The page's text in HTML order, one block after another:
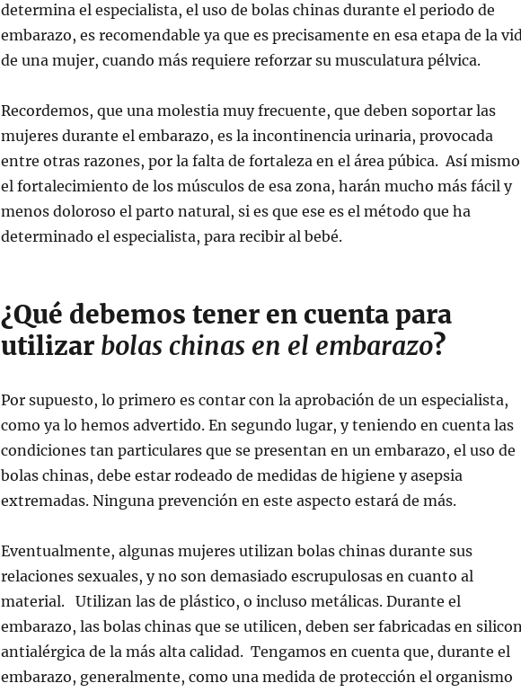
determina el especialista, el uso de bolas chinas durante el periodo de
embarazo, es recomendable ya que es precisamente en esa etapa de la
de una mujer, cuando más requiere reforzar su musculatura pélvica.
Recordemos, que una molestia muy frecuente, que deben soportar las
mujeres durante el embarazo, es la incontinencia urinaria, provocada
entre otras razones, por la falta de fortaleza en el área púbica. Así
el fortalecimiento de los músculos de esa zona, harán mucho más fácil y
menos doloroso el parto natural, si es que ese es el método que ha
determinado el especialista, para recibir al bebé.
¿Qué debemos tener en cuenta para
utilizar bolas chinas en el embarazo?
Por supuesto, lo primero es contar con la aprobación de un especialista,
como ya lo hemos advertido. En segundo lugar, y teniendo en cuenta las
condiciones tan particulares que se presentan en un embarazo, el uso de
bolas chinas, debe estar rodeado de medidas de higiene y asepsia
extremadas. Ninguna prevención en este aspecto estará de más.
Eventualmente, algunas mujeres utilizan bolas chinas durante sus
relaciones sexuales, y no son demasiado escrupulosas en cuanto al
material. Utilizan las de plástico, o incluso metálicas. Durante el
embarazo, las bolas chinas que se utilicen, deben ser fabricadas en
antialérgica de la más alta calidad. Tengamos en cuenta que, durante el
embarazo, generalmente, como una medida de protección el organismo